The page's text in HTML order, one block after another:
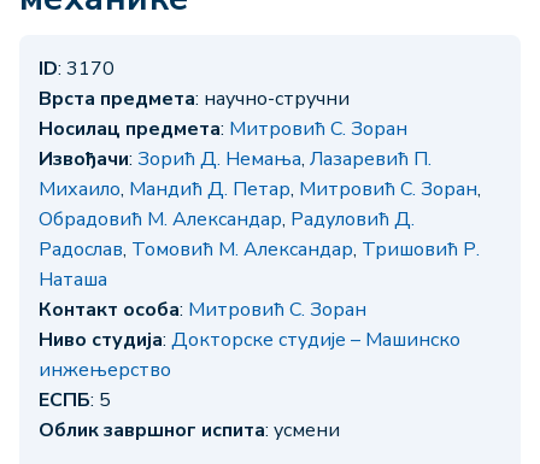
ID: 3170
Врста предмета: научно-стручни
Носилац предмета: Митровић С. Зоран
Извођачи: Зорић Д. Немања, Лазаревић П.
Михаило, Мандић Д. Петар, Митровић С. Зоран,
Обрадовић М. Александар, Радуловић Д.
Радослав, Томовић М. Александар, Тришовић Р.
Наташа
Контакт особа: Митровић С. Зоран
Ниво студија: Докторске студије – Машинско
инжењерство
ЕСПБ: 5
Облик завршног испита: усмени